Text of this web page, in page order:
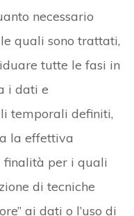
necessario
quali sono trattati,
tutte le fasi in
i dati e
temporali definiti,
la effettiva
finalità per i quali
di tecniche
ai dati o l’uso di